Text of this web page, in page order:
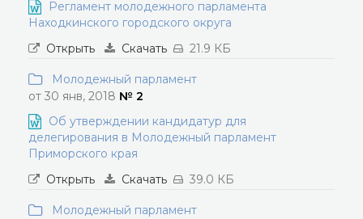
Регламент молодежного парламента
Находкинского городского округа
Открыть
Скачать 21.9 КБ
Молодежный парламент
от 30 янв, 2018 № 2
Об утверждении кандидатур для
делегирования в Молодежный парламент
Приморского края
Открыть
Скачать 39.0 КБ
Молодежный парламент